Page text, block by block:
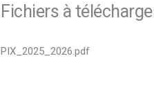
Fichiers à
PIX_2025_2026.pdf